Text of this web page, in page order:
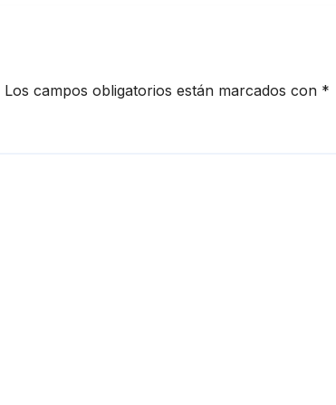
Los campos obligatorios están marcados con *